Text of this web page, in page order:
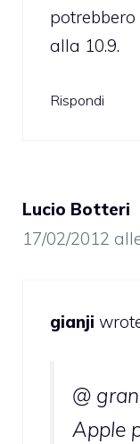
alla 10.9.
Rispondi
Lucio Botteri
17/02/2012
gianji
@
Apple